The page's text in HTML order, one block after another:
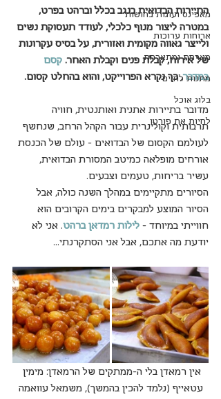
מאפינס ועוגות בחושות
ארוחות ערוכות
מארחת ומתארחת
מתנות לחיים
בלוג אוכל
לחיות את פורטו
התיירות הבדואית בנגב בכלל וברהט בפרט,
במטרה ליצור מנוף כלכלי, לעודד תעסוקת נשים
ולייצר גאווה מקומית ואזורית, על בסיס עקרונות
של אירוח, קבלת פנים וקבלת האחר. קסם
במדבר, כך נקרא הפרוייקט, והוא בהחלט קסום.
מדובר בתיירות אתנית ואותנטית, חוויה
תרבותית וקולינרית עבור הקהל הרחב, שנחשף
לעולמם הקסום של הבדואים - עולם של הכנסת
אורחים מופלאה כמיטב המסורת הבדואית,
עשיר בריחות, טעמים וצבעים.
הסיורים מתקיימים במהלך השנה כולה, אבל
הסיור המוצע למבקרים בימים הקרובים הוא
חווייתי במיוחד - לילות רמדאן ברהט. אני לא
יודעת מה אתכם, אבל אני הסתקרנתי...
אין רמאדן בלי ה-ממתקים של הרמאדן: מימין
עטאייף (נלמד להכין בהמשך), משמאל עוואמה